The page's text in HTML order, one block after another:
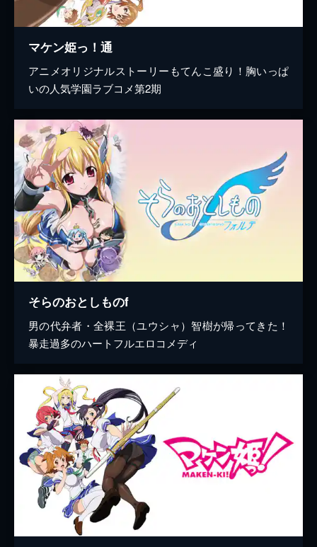
マケン姫っ！通
アニメオリジナルストーリーもてんこ盛り！胸いっぱ
いの人気学園ラブコメ第2期
そらのおとしものf
男の代弁者・全裸王（ユウシャ）智樹が帰ってきた！
暴走過多のハートフルエロコメディ